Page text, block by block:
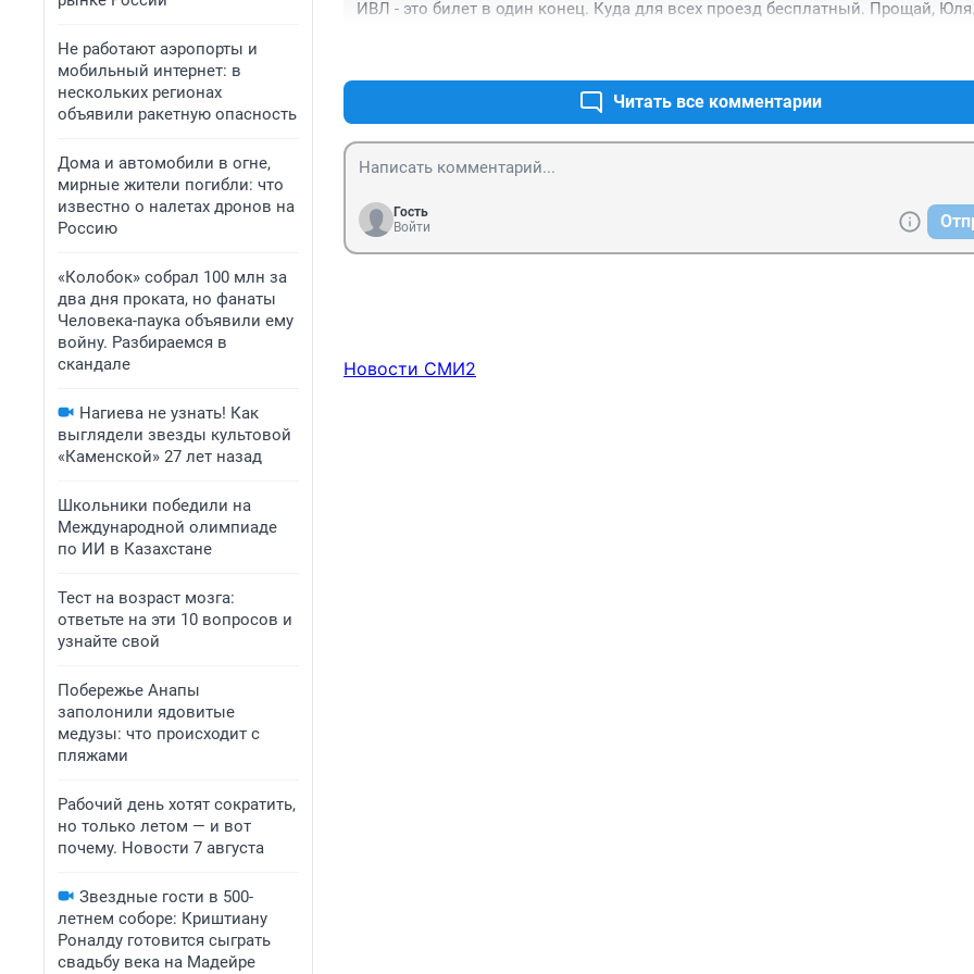
Не работают аэропорты и
мобильный интернет: в
нескольких регионах
объявили ракетную опасность
Дома и автомобили в огне,
мирные жители погибли: что
известно о налетах дронов на
Россию
«Колобок» собрал 100 млн за
два дня проката, но фанаты
Человека-паука объявили ему
войну. Разбираемся в
скандале
Нагиева не узнать! Как
выглядели звезды культовой
«Каменской» 27 лет назад
Школьники победили на
Международной олимпиаде
по ИИ в Казахстане
Тест на возраст мозга:
ответьте на эти 10 вопросов и
узнайте свой
Побережье Анапы
заполонили ядовитые
медузы: что происходит с
пляжами
Рабочий день хотят сократить,
но только летом — и вот
почему. Новости 7 августа
Звездные гости в 500-
летнем соборе: Криштиану
Роналду готовится сыграть
свадьбу века на Мадейре
ИВЛ - это билет в один конец. Куда для всех проезд бесплатный. Прощай, Юля.
Читать все комментарии
Гость
Войти
Новости СМИ2